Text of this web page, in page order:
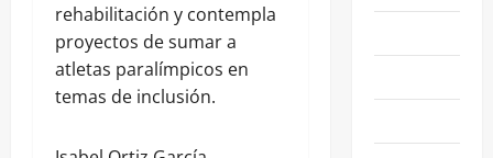
rehabilitación y contempla
proyectos de sumar a
atletas paralímpicos en
temas de inclusión.